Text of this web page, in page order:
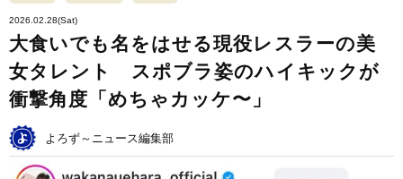
2026.02.28(Sat)
大食いでも名をはせる現役レスラーの美
女タレント スポブラ姿のハイキックが
衝撃角度「めちゃカッケ〜」
よろず～ニュース編集部